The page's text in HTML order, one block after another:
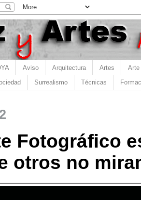
Aviso Arquitectura Artes Arte
Surrealismo Técnicas
Fotográfico
otros no